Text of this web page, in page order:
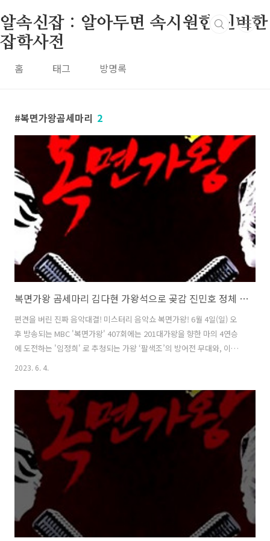
알속신잡 : 알아두면 속시원한 신비한
잡학사전
홈 태그 방명록
복면가왕곰세마리 2
복면가왕 곰세마리 김다현 가왕석으로 곶감 진민호 정체 복면가왕 팔색조 임정희 201대가왕 결정전 407회
편견을 버린 진짜 음악대결! 미스터리 음악쇼 복면가왕! 6월 4일(일) 오
후 방송되는 MBC '복면가왕' 407회에는 201대가왕을 향한 마의 4연승
에 도전하는 '임정희' 로 추청되는 가왕 ‘팔색조’의 방어전 무대와, 이를
저지할 복면가수 4인의 솔로곡 대결이 펼쳐집니다. 황금가면을 차지하기
정전 !!! 1. 2라운드대결 & 정체공개 : 복면가왕 곰세마리 김다현 vs 복면
가왕 가왕석으로 곶감 진민호 2라운드 두 번째 대결은, 준비됐나요~♪
하나, 둘, 셋! 곰 세 마리가 가왕석에 있어~ 곰 세 마리 vs 어흥! 황금 가면
하나 주면 안 잡아먹지~ 가왕석으로 곶감 복면가왕 곰세마리 의 정체는
가수 김다현, 복면가왕 가왕석으로 곶감 의..
2023. 6. 4.